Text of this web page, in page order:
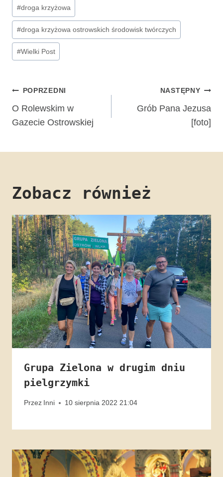
wpisu:
#droga krzyżowa
#droga krzyżowa ostrowskich środowisk twórczych
#Wielki Post
Nawigacja
wpisu
POPRZEDNI
O Rolewskim w
Gazecie Ostrowskiej
NASTĘPNY
Grób Pana Jezusa
[foto]
Zobacz również
Grupa Zielona w drugim dniu
pielgrzymki
Przez Inni 10 sierpnia 2022 21:04